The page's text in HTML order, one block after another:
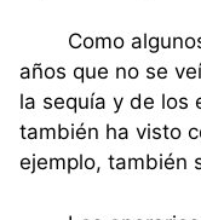
Como
años que no se
la sequía y de los
también ha visto
ejemplo, también